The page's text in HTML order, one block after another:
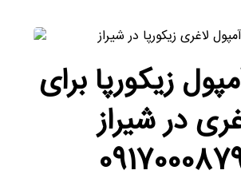
زیکورپا برای
در شیراز